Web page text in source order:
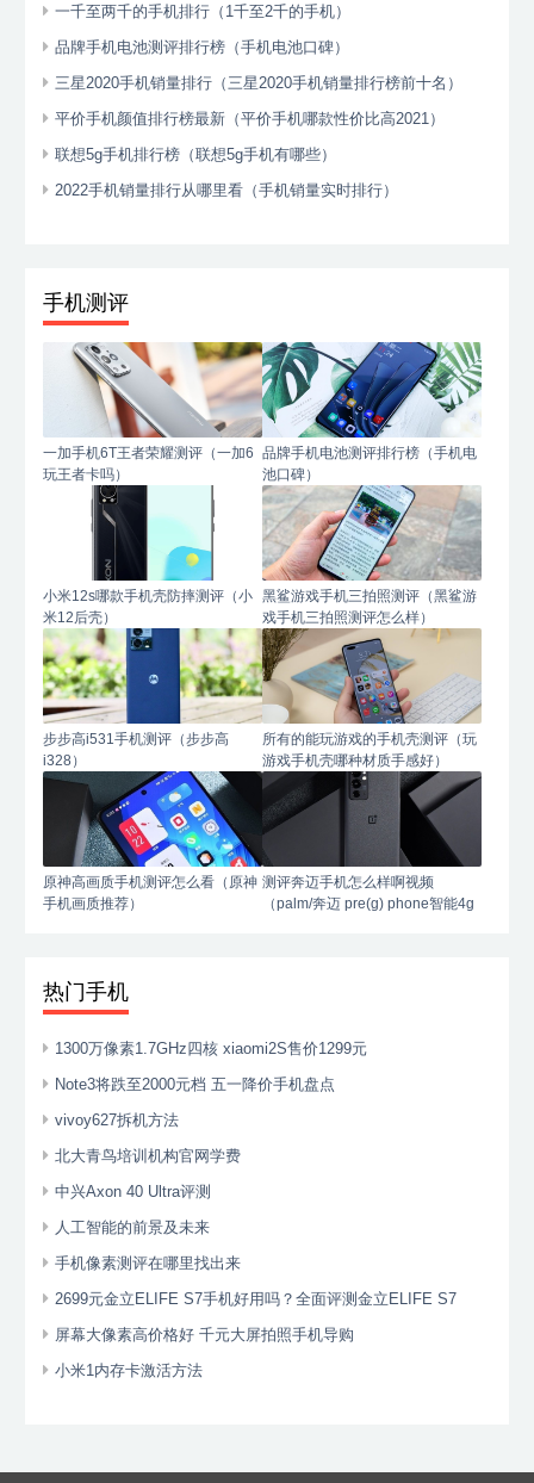
一千至两千的手机排行（1千至2千的手机）
品牌手机电池测评排行榜（手机电池口碑）
三星2020手机销量排行（三星2020手机销量排行榜前十名）
平价手机颜值排行榜最新（平价手机哪款性价比高2021）
联想5g手机排行榜（联想5g手机有哪些）
2022手机销量排行从哪里看（手机销量实时排行）
手机测评
一加手机6T王者荣耀测评（一加6
玩王者卡吗）
品牌手机电池测评排行榜（手机电
池口碑）
小米12s哪款手机壳防摔测评（小
米12后壳）
黑鲨游戏手机三拍照测评（黑鲨游
戏手机三拍照测评怎么样）
步步高i531手机测评（步步高
i328）
所有的能玩游戏的手机壳测评（玩
游戏手机壳哪种材质手感好）
原神高画质手机测评怎么看（原神
手机画质推荐）
测评奔迈手机怎么样啊视频
（palm/奔迈 pre(g) phone智能4g
热门手机
1300万像素1.7GHz四核 xiaomi2S售价1299元
Note3将跌至2000元档 五一降价手机盘点
vivoy627拆机方法
北大青鸟培训机构官网学费
中兴Axon 40 Ultra评测
人工智能的前景及未来
手机像素测评在哪里找出来
2699元金立ELIFE S7手机好用吗？全面评测金立ELIFE S7
屏幕大像素高价格好 千元大屏拍照手机导购
小米1内存卡激活方法